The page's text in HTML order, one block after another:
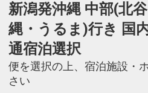
新潟発沖縄 中部(北
縄・うるま)行き 国
通宿泊選択
便を選択の上、宿泊施設・
さい